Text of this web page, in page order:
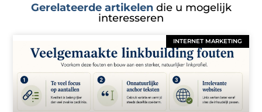
Gerelateerde artikelendie u mogelijk
interesseren
INTERNET MARKETING